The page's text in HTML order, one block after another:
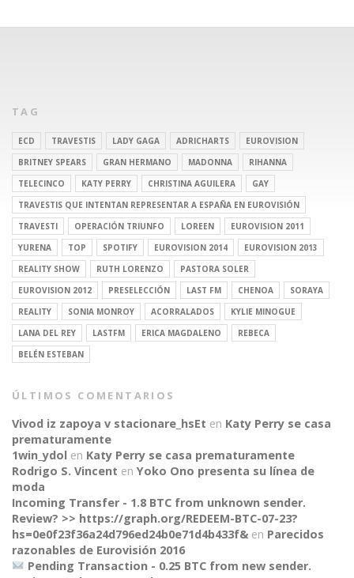
TAG
ECD TRAVESTIS LADY GAGA ADRICHARTS
EUROVISION
BRITNEY SPEARS
GRAN HERMANO MADONNA
RIHANNA
TELECINCO
KATY PERRY CHRISTINA AGUILERA
GAY
TRAVESTIS QUE INTENTAN REPRESENTAR A ESPAÑA EN EUROVISIÓN
TRAVESTI
OPERACIÓN TRIUNFO LOREEN
EUROVISION 2011
YURENA
TOP SPOTIFY EUROVISION 2014
EUROVISION 2013
REALITY SHOW
RUTH LORENZO
PASTORA SOLER
EUROVISION 2012
PRESELECCIÓN LAST FM CHENOA
SORAYA
REALITY
SONIA MONROY ACORRALADOS
KYLIE MINOGUE
LANA DEL REY
LASTFM ERICA MAGDALENO
REBECA
BELÉN ESTEBAN
ÚLTIMOS COMENTARIOS
Vivod iz zapoya v stacionare_hsEt en Katy Perry se casa
prematuramente
1win_ydol en Katy Perry se casa prematuramente
Rodrigo S. Vincent en Yoko Ono presenta su línea de
moda
Incoming Transfer - 1.8 BTC from unknown sender.
Review? >> https://graph.org/REDEEM-BTC-07-23?
hs=0e0f23f36a24d796ed24b0e71d4b433f& en Parecidos
razonables de Eurovisión 2016
Pending Transaction - 0.25 BTC from new sender.